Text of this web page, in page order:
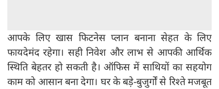
आपके लिए खास फिटनेस प्लान बनाना सेहत के लिए
फायदेमंद रहेगा। सही निवेश और लाभ से आपकी आर्थिक
स्थिति बेहतर हो सकती है। ऑफिस में साथियों का सहयोग
काम को आसान बना देगा। घर के बड़े-बुजुर्गों से रिश्ते मजबूत